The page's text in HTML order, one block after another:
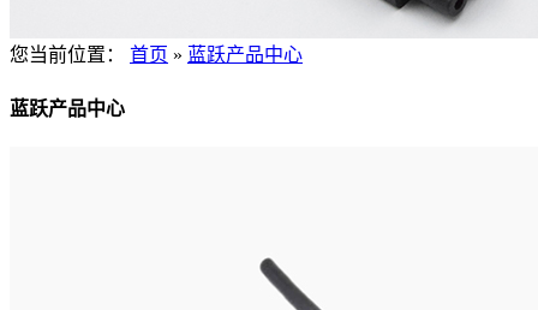
您当前位置： 首页 » 蓝跃产品中心
蓝跃产品中心